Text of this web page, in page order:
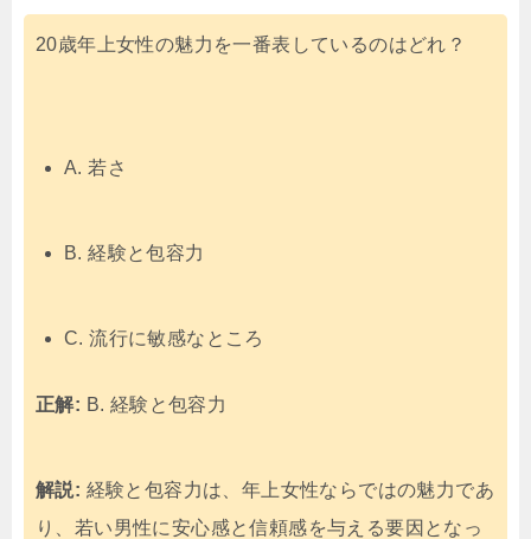
20歳年上女性の魅力を一番表しているのはどれ？
A. 若さ
B. 経験と包容力
C. 流行に敏感なところ
正解: B. 経験と包容力
解説: 経験と包容力は、年上女性ならではの魅力であ
り、若い男性に安心感と信頼感を与える要因となっ